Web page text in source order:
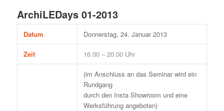
ArchiLEDays 01-2013
Datum Donnerstag, 24. Januar 2013
Zeit 16.00 – 20.00 Uhr
(im Anschluss an das Seminar wird ein
Rundgang
durch den Insta Showroom und eine
Werksführung angeboten)